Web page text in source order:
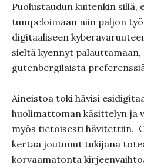
Puolustaudun kuitenkin
tumpeloimaan niin paljon
digitaaliseen
sieltä kyennyt
gutenbergilaista
Aineistoa toki hävisi
huolimattoman käsittelyn ja
myös tietoisesti hävitettiin.
kertaa joutunut tukijana
korvaamatonta